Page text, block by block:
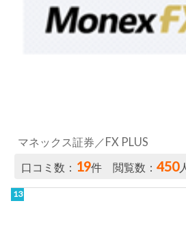
マネックス証券／FX PLUS
口コミ数： 19件 閲覧数：450